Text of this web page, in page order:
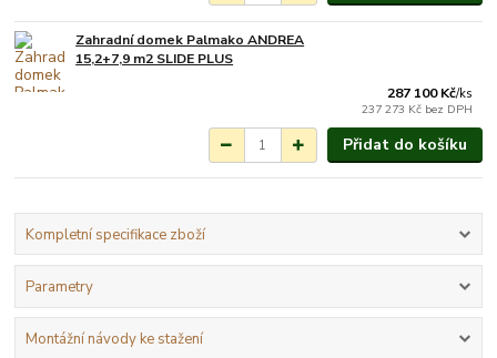
Zahradní domek Palmako ANDREA
15,2+7,9 m2 SLIDE PLUS
287 100 Kč/ks
237 273 Kč bez DPH
Přidat do košíku
Kompletní specifikace zboží
Parametry
Montážní návody ke stažení